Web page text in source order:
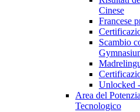
Cinese
Francese
Scambio
Unlocked
Area del
Tecnologico